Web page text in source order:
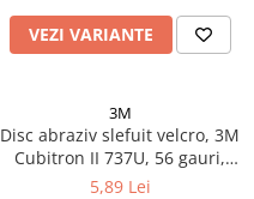
VEZI VARIANTE
3M
Disc abraziv slefuit velcro, 3M
Cubitron II 737U, 56 gauri,
duritate P80 - P320, diametru
5,89 Lei